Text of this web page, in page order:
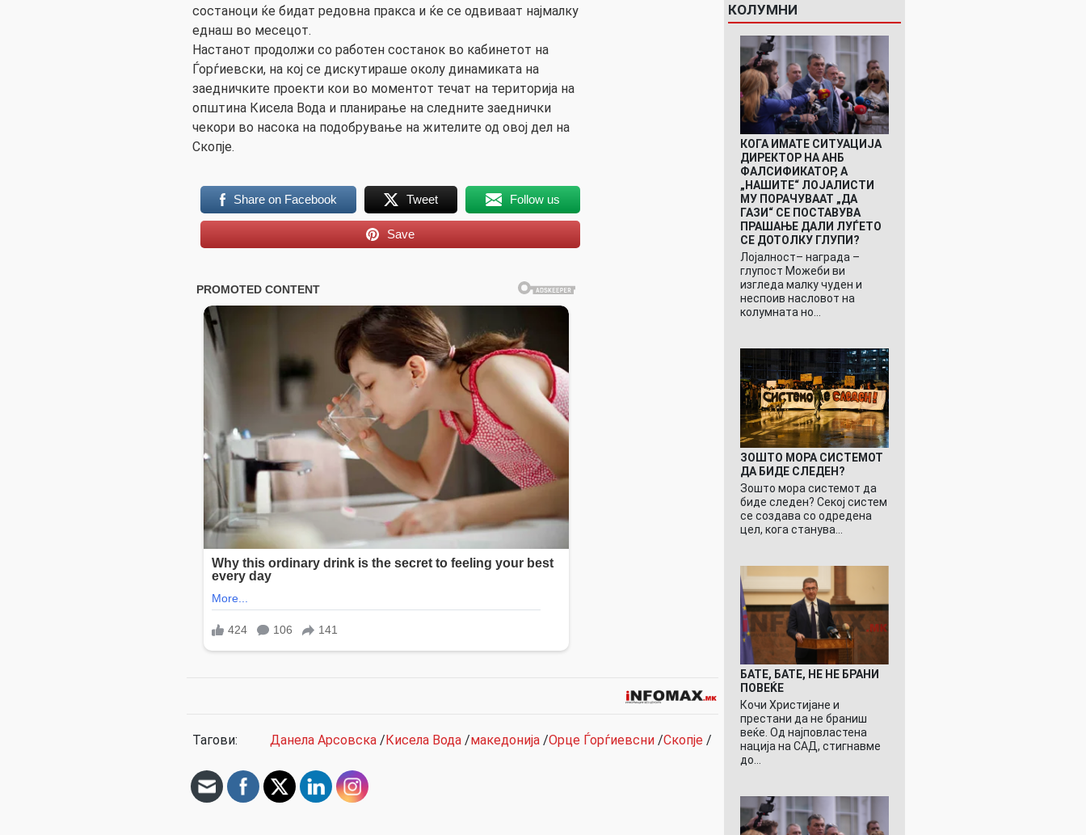
состаноци ќе бидат редовна пракса и ќе се одвиваат најмалку
еднаш во месецот.
Настанот продолжи со работен состанок во кабинетот на
Ѓорѓиевски, на кој се дискутираше околу динамиката на
заедничките проекти кои во моментот течат на територија на
општина Кисела Вода и планирање на следните заеднички
чекори во насока на подобрување на жителите од овој дел на
Скопје.
Share on Facebook Tweet Follow us
Save
Тагови: Данела Арсовска /Кисела Вода /македонија /Орце Ѓорѓиевсни /Скопје /
КОЛУМНИ
КОГА ИМАТЕ СИТУАЦИЈА
ДИРЕКТОР НА АНБ
ФАЛСИФИКАТОР, А
„НАШИТЕ“ ЛОЈАЛИСТИ
МУ ПОРАЧУВААТ „ДА
ГАЗИ“ СЕ ПОСТАВУВА
ПРАШАЊЕ ДАЛИ ЛУЃЕТО
СЕ ДОТОЛКУ ГЛУПИ?
Лојалност– награда –
глупост Можеби ви
изгледа малку чуден и
неспоив насловот на
колумната но…
ЗОШТО МОРА СИСТЕМОТ
ДА БИДЕ СЛЕДЕН?
Зошто мора системот да
биде следен? Секој систем
се создава со одредена
цел, кога станува…
БАТЕ, БАТЕ, НЕ НЕ БРАНИ
ПОВЕЌЕ
Кочи Христијане и
престани да не браниш
веќе. Од најповластена
нација на САД, стигнавме
до…